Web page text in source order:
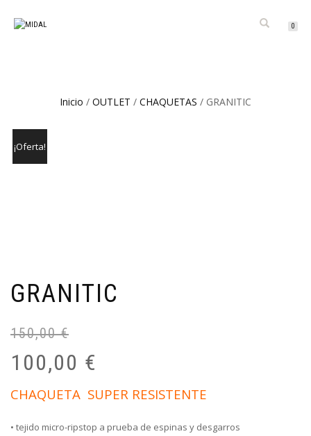
0
Inicio / OUTLET / CHAQUETAS / GRANITIC
¡Oferta!
GRANITIC
150,00€
100,00 €
CHAQUETA SUPER RESISTENTE
• tejido micro-ripstop a prueba de espinas y desgarros